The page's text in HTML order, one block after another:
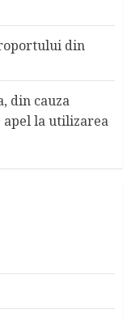
din
din cauza
apel la utilizarea